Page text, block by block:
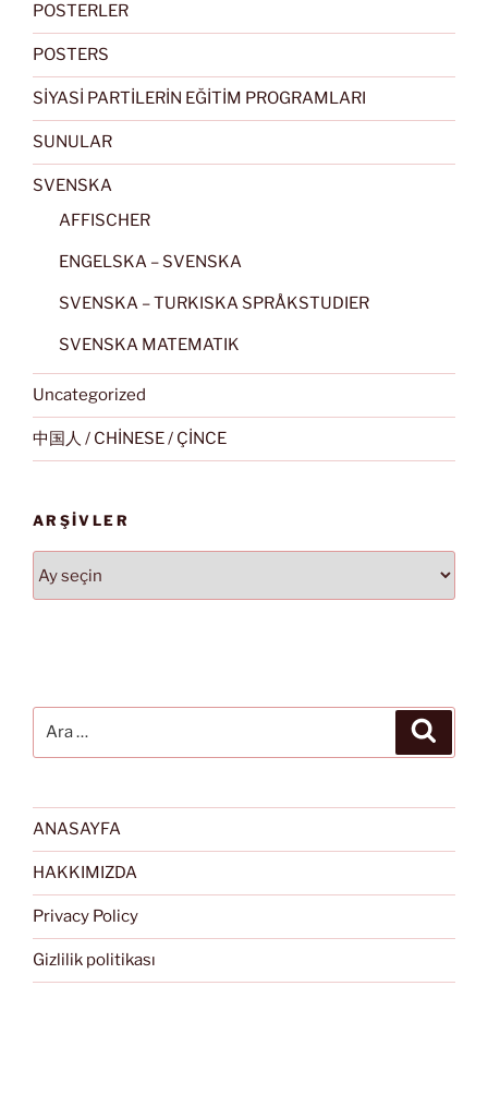
POSTERLER
POSTERS
SİYASİ PARTİLERİN EĞİTİM PROGRAMLARI
SUNULAR
SVENSKA
AFFISCHER
ENGELSKA – SVENSKA
SVENSKA – TURKISKA SPRÅKSTUDIER
SVENSKA MATEMATIK
Uncategorized
中国人 / CHİNESE / ÇİNCE
ARŞIVLER
ANASAYFA
HAKKIMIZDA
Privacy Policy
Gizlilik politikası